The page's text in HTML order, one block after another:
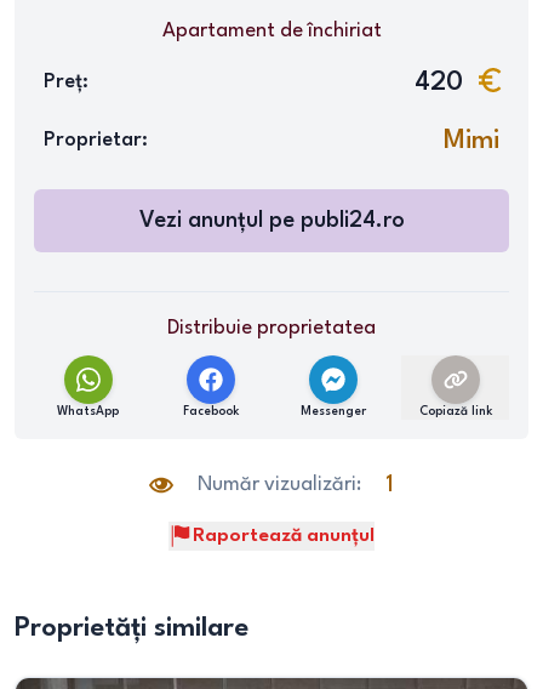
Apartamentde închiriat
Preț: 420
Proprietar: Mimi
Vezi anunțul pe publi24.ro
Distribuie proprietatea
WhatsApp Facebook Messenger Copiază link
Număr vizualizări: 1
Raportează anunțul
Proprietăți similare